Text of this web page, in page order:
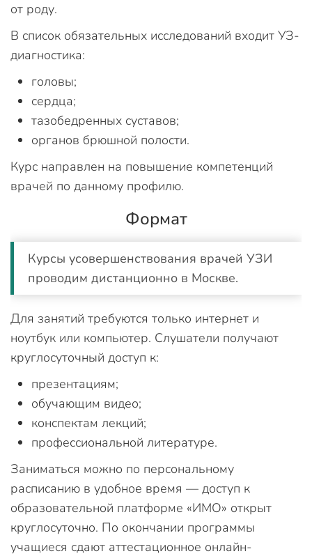
от роду.
В список обязательных исследований входит УЗ-
диагностика:
головы;
сердца;
тазобедренных суставов;
органов брюшной полости.
Курс направлен на повышение компетенций
врачей по данному профилю.
Формат
Курсы усовершенствования врачей УЗИ
проводим дистанционно в Москве.
Для занятий требуются только интернет и
ноутбук или компьютер. Слушатели получают
круглосуточный доступ к:
презентациям;
обучающим видео;
конспектам лекций;
профессиональной литературе.
Заниматься можно по персональному
расписанию в удобное время — доступ к
образовательной платформе «ИМО» открыт
круглосуточно. По окончании программы
учащиеся сдают аттестационное онлайн-